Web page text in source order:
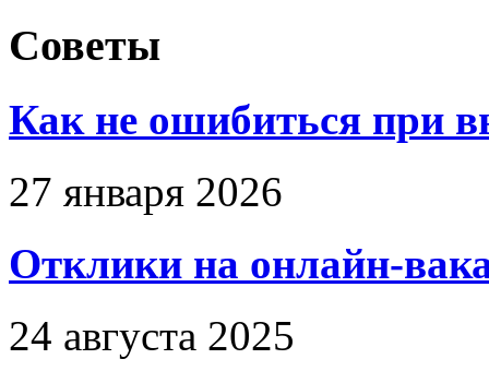
Советы
Как не ошибиться при
27 января 2026
Отклики на онлайн-
24 августа 2025